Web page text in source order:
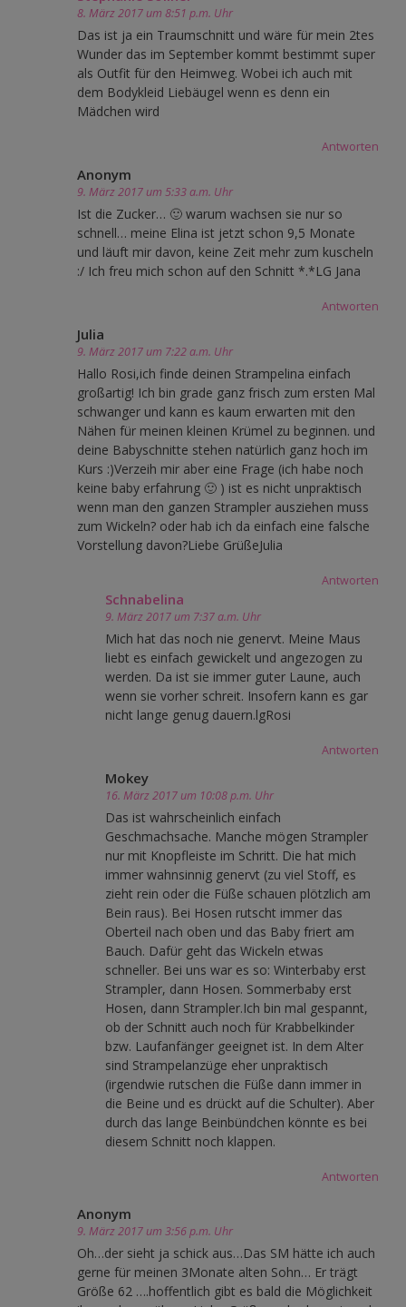
8. März 2017 um 8:51 p.m. Uhr
Das ist ja ein Traumschnitt und wäre für mein 2tes
Wunder das im September kommt bestimmt super
als Outfit für den Heimweg. Wobei ich auch mit
dem Bodykleid Liebäugel wenn es denn ein
Mädchen wird
Antworten
Anonym
9. März 2017 um 5:33 a.m. Uhr
Ist die Zucker… 🙂 warum wachsen sie nur so
schnell… meine Elina ist jetzt schon 9,5 Monate
und läuft mir davon, keine Zeit mehr zum kuscheln
:/ Ich freu mich schon auf den Schnitt *.*LG Jana
Antworten
Julia
9. März 2017 um 7:22 a.m. Uhr
Hallo Rosi,ich finde deinen Strampelina einfach
großartig! Ich bin grade ganz frisch zum ersten Mal
schwanger und kann es kaum erwarten mit den
Nähen für meinen kleinen Krümel zu beginnen. und
deine Babyschnitte stehen natürlich ganz hoch im
Kurs :)Verzeih mir aber eine Frage (ich habe noch
keine baby erfahrung 🙂 ) ist es nicht unpraktisch
wenn man den ganzen Strampler ausziehen muss
zum Wickeln? oder hab ich da einfach eine falsche
Vorstellung davon?Liebe GrüßeJulia
Antworten
Schnabelina
9. März 2017 um 7:37 a.m. Uhr
Mich hat das noch nie genervt. Meine Maus
liebt es einfach gewickelt und angezogen zu
werden. Da ist sie immer guter Laune, auch
wenn sie vorher schreit. Insofern kann es gar
nicht lange genug dauern.lgRosi
Antworten
Mokey
16. März 2017 um 10:08 p.m. Uhr
Das ist wahrscheinlich einfach
Geschmachsache. Manche mögen Strampler
nur mit Knopfleiste im Schritt. Die hat mich
immer wahnsinnig genervt (zu viel Stoff, es
zieht rein oder die Füße schauen plötzlich am
Bein raus). Bei Hosen rutscht immer das
Oberteil nach oben und das Baby friert am
Bauch. Dafür geht das Wickeln etwas
schneller. Bei uns war es so: Winterbaby erst
Strampler, dann Hosen. Sommerbaby erst
Hosen, dann Strampler.Ich bin mal gespannt,
ob der Schnitt auch noch für Krabbelkinder
bzw. Laufanfänger geeignet ist. In dem Alter
sind Strampelanzüge eher unpraktisch
(irgendwie rutschen die Füße dann immer in
die Beine und es drückt auf die Schulter). Aber
durch das lange Beinbündchen könnte es bei
diesem Schnitt noch klappen.
Antworten
Anonym
9. März 2017 um 3:56 p.m. Uhr
Oh…der sieht ja schick aus…Das SM hätte ich auch
gerne für meinen 3Monate alten Sohn… Er trägt
Größe 62 ….hoffentlich gibt es bald die Möglichkeit